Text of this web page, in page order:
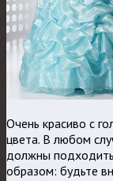
Очень красиво с
цвета. В любом
должны
образом: будьте